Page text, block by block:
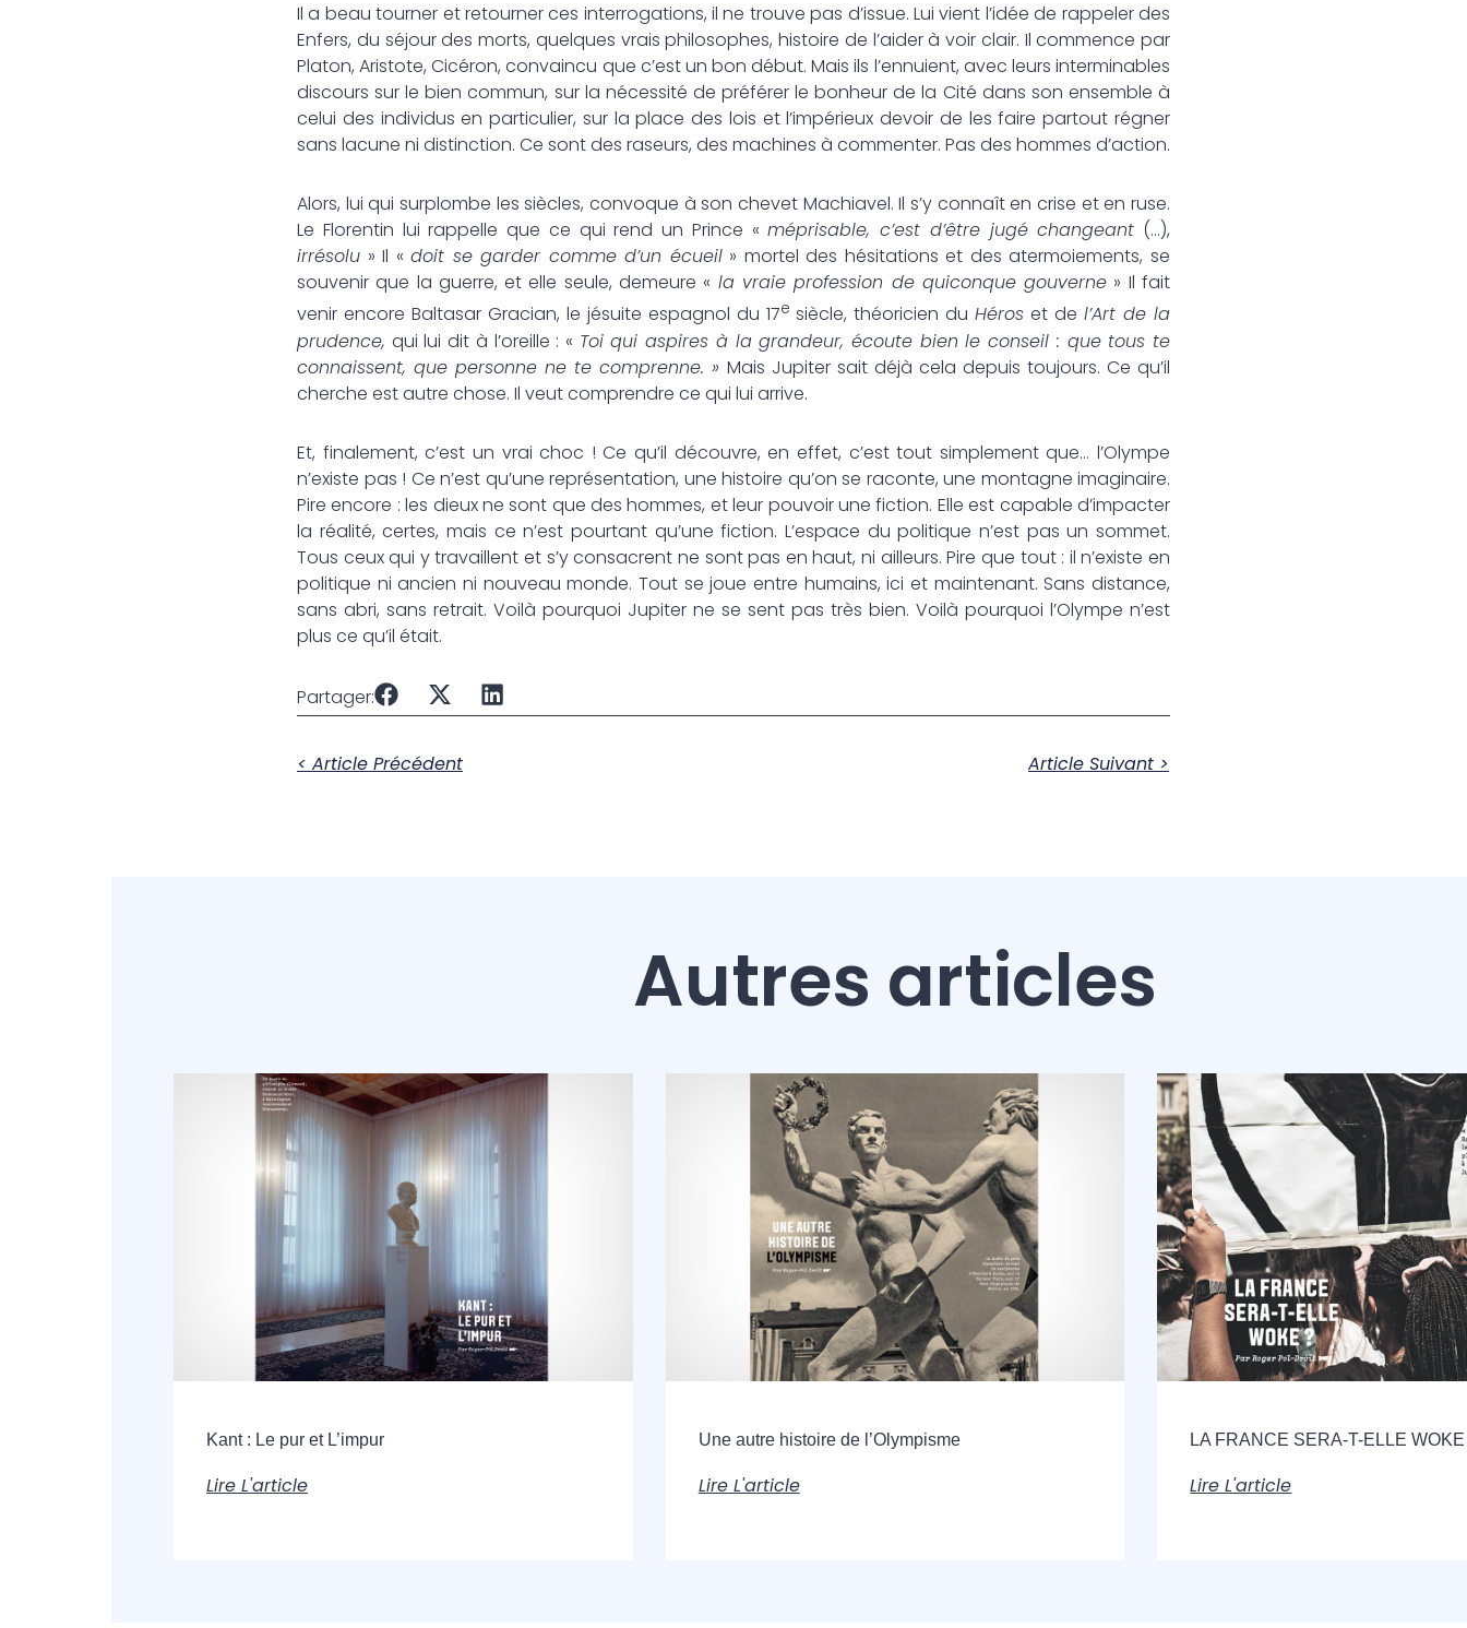
Il a beau tourner et retourner ces interrogations, il ne trouve pas d’issue. Lui vient l’idée de rappeler des
Enfers, du séjour des morts, quelques vrais philosophes, histoire de l’aider à voir clair. Il commence par
Platon, Aristote, Cicéron, convaincu que c’est un bon début. Mais ils l’ennuient, avec leurs interminables
discours sur le bien commun, sur la nécessité de préférer le bonheur de la Cité dans son ensemble à
celui des individus en particulier, sur la place des lois et l’impérieux devoir de les faire partout régner
sans lacune ni distinction. Ce sont des raseurs, des machines à commenter. Pas des hommes d’action.
Alors, lui qui surplombe les siècles, convoque à son chevet Machiavel. Il s’y connaît en crise et en ruse.
Le Florentin lui rappelle que ce qui rend un Prince «méprisable, c’est d’être jugé changeant (…),
irrésolu » Il «doit se garder comme d’un écueil» mortel des hésitations et des atermoiements, se
souvenir que la guerre, et elle seule, demeure « la vraie profession de quiconque gouverne » Il fait
venir encore Baltasar Gracian, le jésuite espagnol du 17e siècle, théoricien duHéros et del’Art de la
prudence, qui lui dit à l’oreille : « Toi qui aspires à la grandeur, écoute bien le conseil : que tous te
connaissent, que personne ne te comprenne. » Mais Jupiter sait déjà cela depuis toujours. Ce qu’il
cherche est autre chose. Il veut comprendre ce qui lui arrive.
Et, finalement, c’est un vrai choc ! Ce qu’il découvre, en effet, c’est tout simplement que… l’Olympe
n’existe pas ! Ce n’est qu’une représentation, une histoire qu’on se raconte, une montagne imaginaire.
Pire encore : les dieux ne sont que des hommes, et leur pouvoir une fiction. Elle est capable d’impacter
la réalité, certes, mais ce n’est pourtant qu’une fiction. L’espace du politique n’est pas un sommet.
Tous ceux qui y travaillent et s’y consacrent ne sont pas en haut, ni ailleurs. Pire que tout : il n’existe en
politique ni ancien ni nouveau monde. Tout se joue entre humains, ici et maintenant. Sans distance,
sans abri, sans retrait. Voilà pourquoi Jupiter ne se sent pas très bien. Voilà pourquoi l’Olympe n’est
plus ce qu’il était.
Partager:
< Article Précédent Article Suivant >
Autres articles
Kant : Le pur et L’impur
Lire L'article
Une autre histoire de l’Olympisme
Lire L'article
LA FRANCE SERA-T-ELLE
Lire L'article